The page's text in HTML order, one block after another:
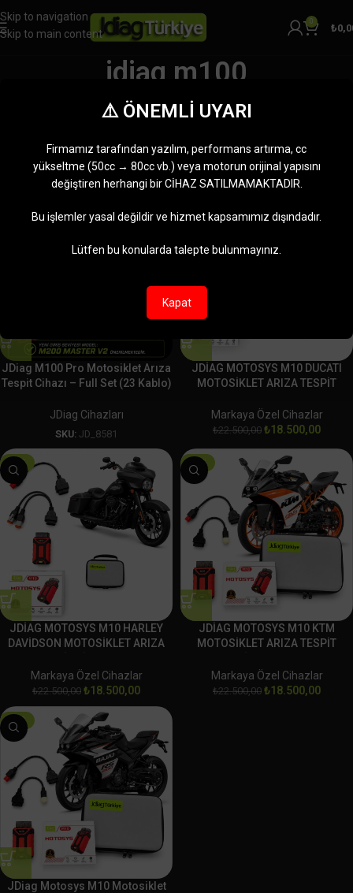
Skip to navigation
Skip to main content
0
₺
jdiag m100
Ürünler “jdiag m100” olarak etiketlendi
Kenar çubuğunu göster
JDiag M100 Pro Motosiklet Arıza
Tespit Cihazı – Full Set (23 Kablo)
JDiag Cihazları
SKU: JD_8581
JDİAG MOTOSYS M10 DUCATI
MOTOSİKLET ARIZA TESPİT
Markaya Özel Cihazlar
₺22.500,00 ₺18.500,00
-18%
JDİAG MOTOSYS M10 HARLEY
DAVİDSON MOTOSİKLET ARIZA
Markaya Özel Cihazlar
₺22.500,00 ₺18.500,00
-18%
JDİAG MOTOSYS M10 KTM
MOTOSİKLET ARIZA TESPİT
Markaya Özel Cihazlar
₺22.500,00 ₺18.500,00
-18%
JDiag Motosys M10 Motosiklet
⚠️ ÖNEMLİ UYARI
Firmamız tarafından yazılım, performans artırma, cc
yükseltme (50cc → 80cc vb.) veya motorun orijinal yapısını
değiştiren herhangi bir CİHAZ SATILMAMAKTADIR.
Bu işlemler yasal değildir ve hizmet kapsamımız dışındadır.
Lütfen bu konularda talepte bulunmayınız.
Kapat